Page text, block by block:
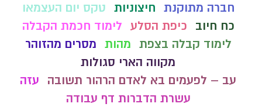
חברה מתוקנת חיצוניות טקס יום העצמאו
כח חיוב
כיפת הסלע לימוד חכמת הקבלה
לימוד קבלה בצפת מהות מסרים מהזוהר
מקווה הארי סגולות
עב – לפעמים בא לאדם הרהור תשובה
עזה
עשרת הדברות דף עבודה